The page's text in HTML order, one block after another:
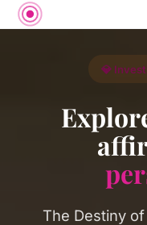
💎
The Destiny